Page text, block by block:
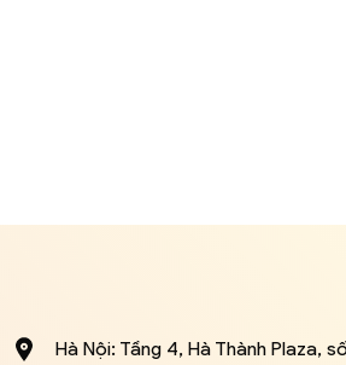
Hà Nội: Tầng 4, Hà Thành Plaza,